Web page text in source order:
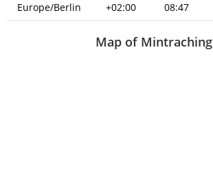
Europe/Berlin
+02:00 08:47
Map of Mintraching